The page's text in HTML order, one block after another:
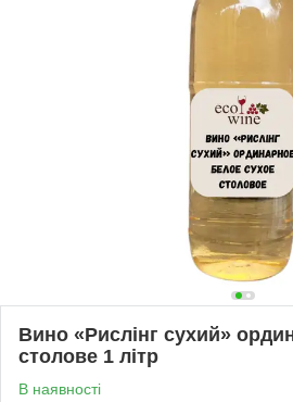
Вино «Рислінг сухий»
столове 1 літр
В наявності